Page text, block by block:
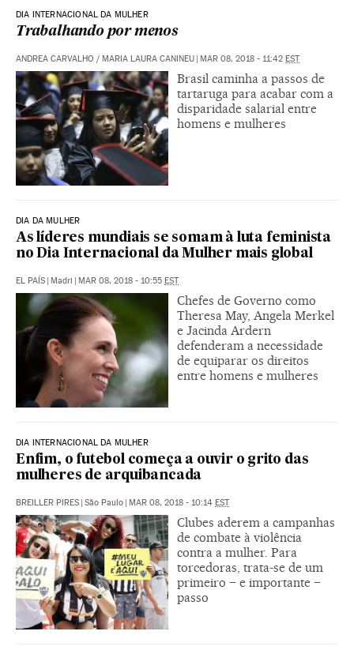
DIA INTERNACIONAL DA MULHER
Trabalhando por menos
ANDREA CARVALHO / MARIA LAURA CANINEU | MAR 08, 2018 - 11:42 EST
Brasil caminha a passos de
tartaruga para acabar com a
disparidade salarial entre
homens e mulheres
DIA DA MULHER
As líderes mundiais se somam à luta feminista
no Dia Internacional da Mulher mais global
EL PAÍS | Madri | MAR 08, 2018 - 10:55 EST
Chefes de Governo como
Theresa May, Angela Merkel
e Jacinda Ardern
defenderam a necessidade
de equiparar os direitos
entre homens e mulheres
DIA INTERNACIONAL DA MULHER
Enfim, o futebol começa a ouvir o grito das
mulheres de arquibancada
BREILLER PIRES | São Paulo | MAR 08, 2018 - 10:14 EST
Clubes aderem a campanhas
de combate à violência
contra a mulher. Para
torcedoras, trata-se de um
primeiro – e importante –
passo